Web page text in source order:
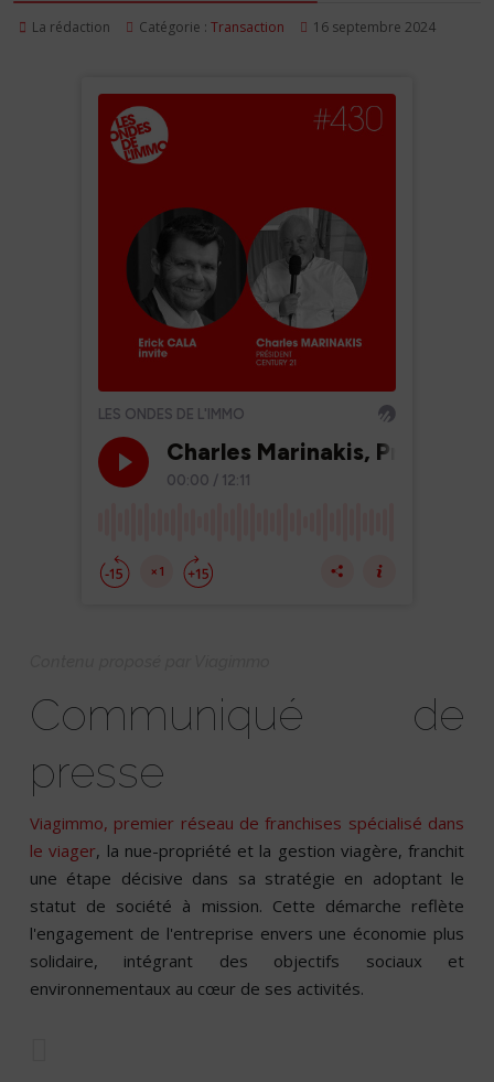
La rédaction Catégorie : Transaction 16 septembre 2024
Communiqué de
presse
Viagimmo, premier réseau de franchises spécialisé dans
le viager, la nue-propriété et la gestion viagère, franchit
une étape décisive dans sa stratégie en adoptant le
statut de société à mission. Cette démarche reflète
l'engagement de l'entreprise envers une économie plus
solidaire, intégrant des objectifs sociaux et
environnementaux au cœur de ses activités.